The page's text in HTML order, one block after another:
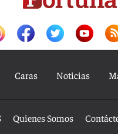
Caras Noticias
Quienes Somos